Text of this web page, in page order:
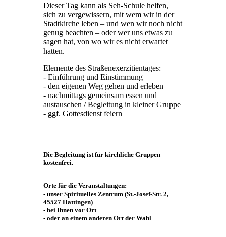
Dieser Tag kann als Seh-Schule helfen,
sich zu vergewissern, mit wem wir in der
Stadtkirche leben – und wen wir noch nicht
genug beachten – oder wer uns etwas zu
sagen hat, von wo wir es nicht erwartet
hatten.
Elemente des Straßenexerzitientages:
- Einführung und Einstimmung
- den eigenen Weg gehen und erleben
- nachmittags gemeinsam essen und
austauschen / Begleitung in kleiner Gruppe
- ggf. Gottesdienst feiern
Die Begleitung ist für kirchliche Gruppen
kostenfrei.
Orte für die Veranstaltungen:
- unser Spirituelles Zentrum (St.-Josef-Str. 2,
45527 Hattingen)
- bei Ihnen vor Ort
- oder ‎an einem anderen Ort der Wahl